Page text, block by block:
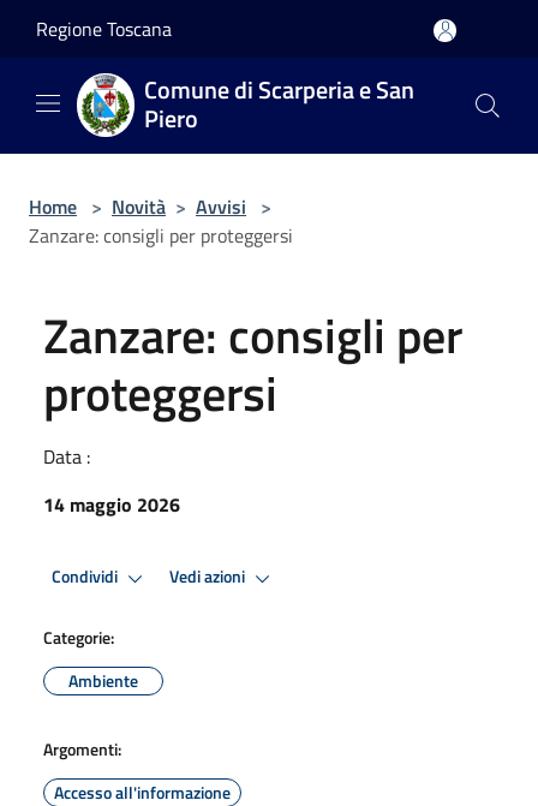
Regione Toscana
Comune di Scarperia e San
Piero
Home > Novità > Avvisi >
Zanzare: consigli per proteggersi
Zanzare: consigli per
proteggersi
Data :
14 maggio 2026
Condividi Vedi azioni
Categorie:
Ambiente
Argomenti:
Accesso all'informazione